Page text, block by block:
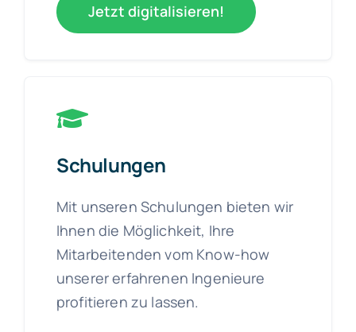
Jetzt digitalisieren!
Schulungen
Mit unseren Schulungen bieten wir
Ihnen die Möglichkeit, Ihre
Mitarbeitenden vom Know-how
unserer erfahrenen Ingenieure
profitieren zu lassen.